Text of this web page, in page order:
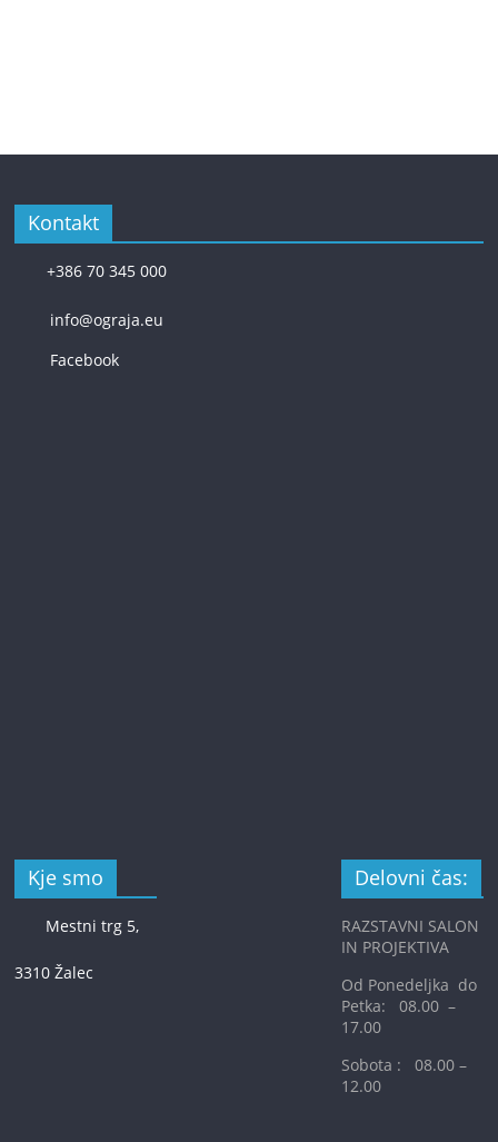
Kontakt
+386 70 345 000
info@ograja.eu
Facebook
Kje smo
Mestni trg 5,
3310 Žalec
Delovni čas:
RAZSTAVNI SALON
IN PROJEKTIVA
Od Ponedeljka do
Petka: 08.00 –
17.00
Sobota : 08.00 –
12.00